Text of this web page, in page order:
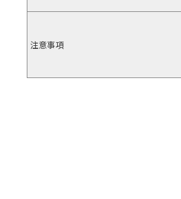
注意事項